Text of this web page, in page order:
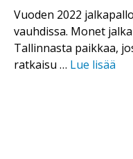
Vuoden 2022
vauhdissa. Monet
Tallinnasta paikkaa,
ratkaisu … Lue lisää